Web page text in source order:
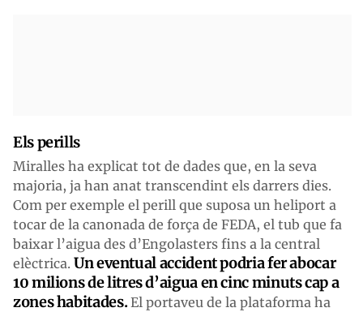
Els perills
Miralles ha explicat tot de dades que, en la seva
majoria, ja han anat transcendint els darrers dies.
Com per exemple el perill que suposa un heliport a
tocar de la canonada de força de FEDA, el tub que fa
baixar l’aigua des d’Engolasters fins a la central
elèctrica. Un eventual accident podria fer abocar
10 milions de litres d’aigua en cinc minuts cap a
zones habitades.El portaveu de la plataforma ha